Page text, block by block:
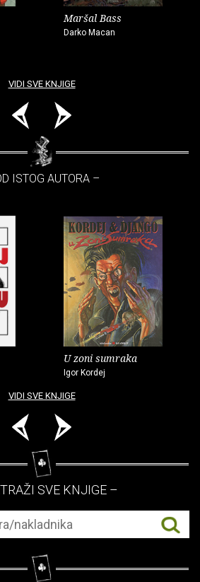
Maršal Bass
Darko Macan
VIDI SVE KNJIGE
ISTOG AUTORA –
U zoni sumraka
Igor Kordej
VIDI SVE KNJIGE
SVE KNJIGE –